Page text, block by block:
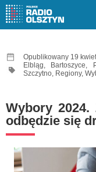
Opublikowany 19
Elbląg, Bartoszyce,
Szczytno, Regiony,
Wybory
odbędzie się